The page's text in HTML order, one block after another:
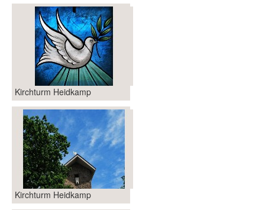
Kirchturm Heidkamp
Kirchturm Heidkamp